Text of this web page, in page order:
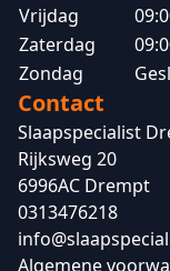
Vrijdag
Zaterdag
Zondag
Contact
Slaapspecialist
Rijksweg 20
6996AC Drempt
0313476218
Algemene